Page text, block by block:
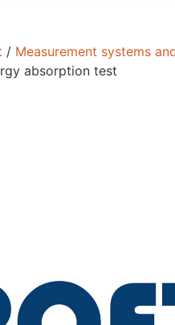
/ Measurement systems
absorption test